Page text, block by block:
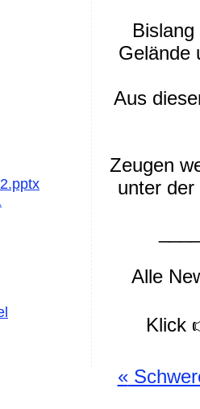
Gelände
Aus
Zeugen
unter der
Alle
«